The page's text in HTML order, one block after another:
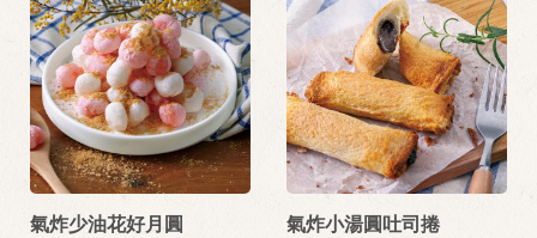
氣炸少油花好月圓 氣炸小湯圓吐司捲